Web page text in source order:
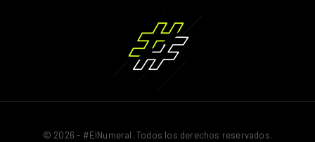
© 2026 - #ElNumeral. Todos los derechos reservados.